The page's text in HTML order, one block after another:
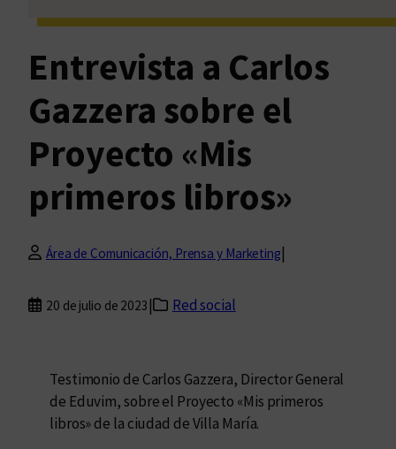
Entrevista a Carlos
Gazzera sobre el
Proyecto «Mis
primeros libros»
Área de Comunicación, Prensa y Marketing|
20 de julio de 2023 | Red social
Testimonio de Carlos Gazzera, Director General
de Eduvim, sobre el Proyecto «Mis primeros
libros» de la ciudad de Villa María.